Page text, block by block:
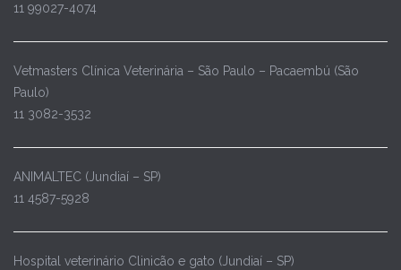
11 99027-4074
Vetmasters Clínica Veterinária – São Paulo – Pacaembú (São
Paulo)
11 3082-3532
ANIMALTEC (Jundiaí – SP)
11 4587-5928
Hospital veterinário Clinicão e gato (Jundiaí – SP)